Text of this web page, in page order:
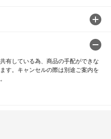
有している為、商品の手配ができな
す。キャンセルの際は別途ご案内を